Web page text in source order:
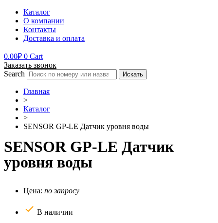
Каталог
О компании
Контакты
Доставка и оплата
0.00₽ 0 Cart
Заказать звонок
Search
Искать
Главная
>
Каталог
>
SENSOR GP-LE Датчик уровня воды
SENSOR GP-LE Датчик
уровня воды
Цена: по запросу
В наличии